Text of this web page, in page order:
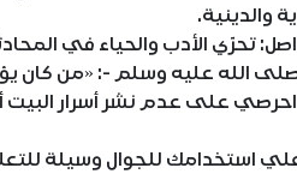
والدينية.
تحرّي الأدب والحياء في
الله عليه وسلم -: «من كان
على عدم نشر أسرار البيت أو
استخدامك للجوال وسيلة